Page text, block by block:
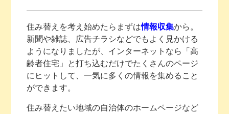
住み替えを考え始めたらまずは情報収集から。
新聞や雑誌、広告チラシなどでもよく見かける
ようになりましたが、インターネットなら「高
齢者住宅」と打ち込むだけでたくさんのページ
にヒットして、一気に多くの情報を集めること
ができます。
住み替えたい地域の自治体のホームページなど